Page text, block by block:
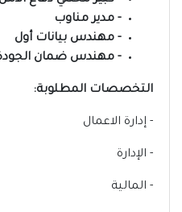
- مدير مناوب
- مهندس بيانات
- مهندس ضمان
التخصصات المطلوبة:
- إدارة الاعمال
- الإدارة
- المالية